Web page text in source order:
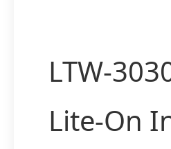
LTW-
Lite-On